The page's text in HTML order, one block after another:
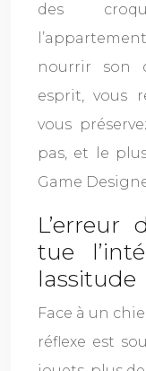
des
nourrir son
esprit, vous
vous
pas, et le
Game
L’erreur
tue
lassitude
Face à un
réflexe est